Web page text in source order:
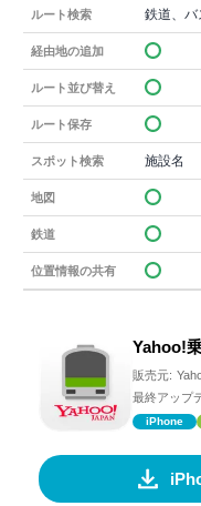
ルート検索 鉄道、バ
経由地の追加
ルート並び替え
ルート保存
スポット検索 施設名
地図
鉄道
位置情報の共有
Yahoo!
販売元:
最終アップ
iPhone